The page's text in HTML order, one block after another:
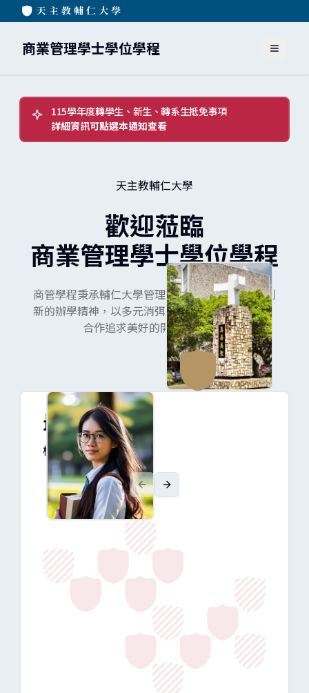
商業管理學士學位學程
115學年度轉學生、新生、轉系生抵免事項
詳細資訊可點選本通知查看
天主教輔仁大學
歡迎蒞臨
商業管理學士學位學程
商管學程秉承輔仁大學管理學院長期社會參與及創
新的辦學精神，以多元消弭競爭、創新營造合作、
合作追求美好的開創性特色。
最新消息
檢視消息清單